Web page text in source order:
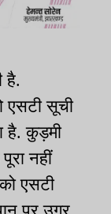
है.
एसटी सूची
है. कुड़मी
नहीं
एसटी